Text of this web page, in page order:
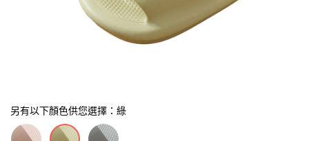
另有以下顏色供您選擇：綠